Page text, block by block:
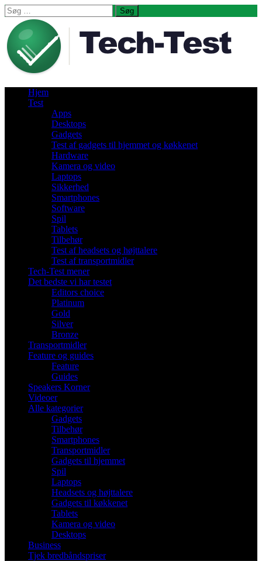
Søg
efter:
Hjem
Test
Apps
Desktops
Gadgets
Test af gadgets til hjemmet og køkkenet
Hardware
Kamera og video
Laptops
Sikkerhed
Smartphones
Software
Spil
Tablets
Tilbehør
Test af headsets og højttalere
Test af transportmidler
Tech-Test mener
Det bedste vi har testet
Editors choice
Platinum
Gold
Silver
Bronze
Transportmidler
Feature og guides
Feature
Guides
Speakers Korner
Videoer
Alle kategorier
Gadgets
Tilbehør
Smartphones
Transportmidler
Gadgets til hjemmet
Spil
Laptops
Headsets og højttalere
Gadgets til køkkenet
Tablets
Kamera og video
Desktops
Business
Tjek bredbåndspriser